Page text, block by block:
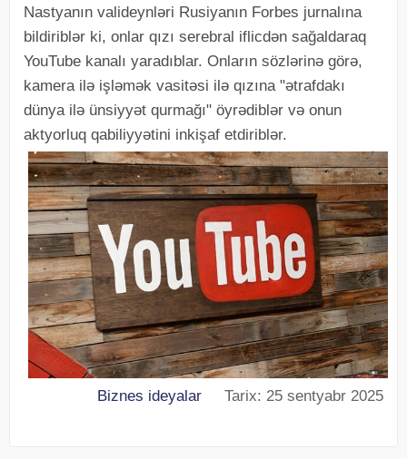
Nastyanın valideynləri Rusiyanın Forbes jurnalına
bildiriblər ki, onlar qızı serebral iflicdən sağaldaraq
YouTube kanalı yaradıblar. Onların sözlərinə görə,
kamera ilə işləmək vasitəsi ilə qızına "ətrafdakı
dünya ilə ünsiyyət qurmağı" öyrədiblər və onun
aktyorluq qabiliyyətini inkişaf etdiriblər.
Biznes ideyalar Tarix: 25 sentyabr 2025